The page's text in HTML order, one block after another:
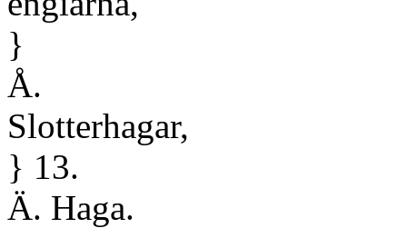
}
Å.
} 13.
Ä. Haga.